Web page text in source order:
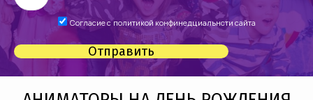
Согласие с политикой конфинедциальнсти сайта
Отправить